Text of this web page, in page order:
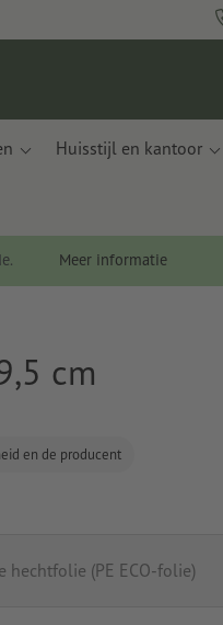
Huisstijl en kantoor
Meer informatie
cm
en de producent
(PE ECO-folie)